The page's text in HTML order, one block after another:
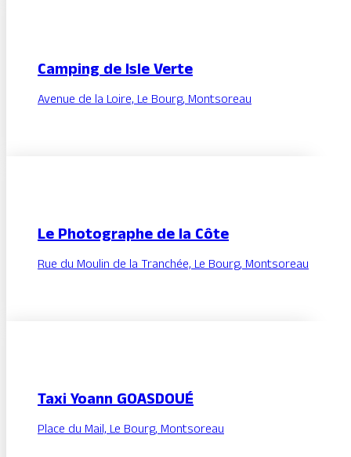
Camping de Isle Verte
Avenue de la Loire, Le Bourg, Montsoreau
Le Photographe de la Côte
Rue du Moulin de la Tranchée, Le Bourg, Montsoreau
Taxi Yoann GOASDOUÉ
Place du Mail, Le Bourg, Montsoreau